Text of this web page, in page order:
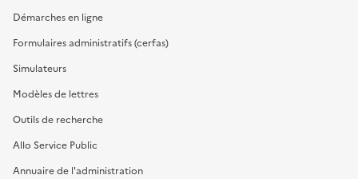
Démarches en ligne
Formulaires administratifs (cerfas)
Simulateurs
Modèles de lettres
Outils de recherche
Allo Service Public
Annuaire de l'administration